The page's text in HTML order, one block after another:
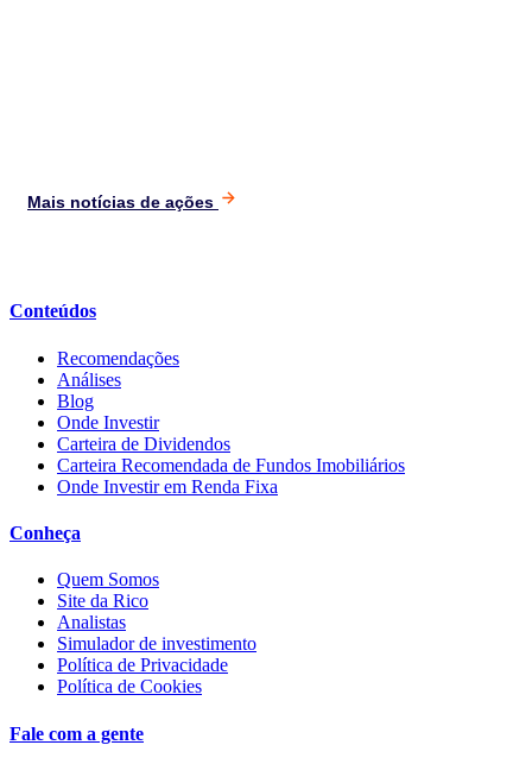
Mais notícias de ações
Conteúdos
Recomendações
Análises
Blog
Onde Investir
Carteira de Dividendos
Carteira Recomendada de Fundos Imobiliários
Onde Investir em Renda Fixa
Conheça
Quem Somos
Site da Rico
Analistas
Simulador de investimento
Política de Privacidade
Política de Cookies
Fale com a gente